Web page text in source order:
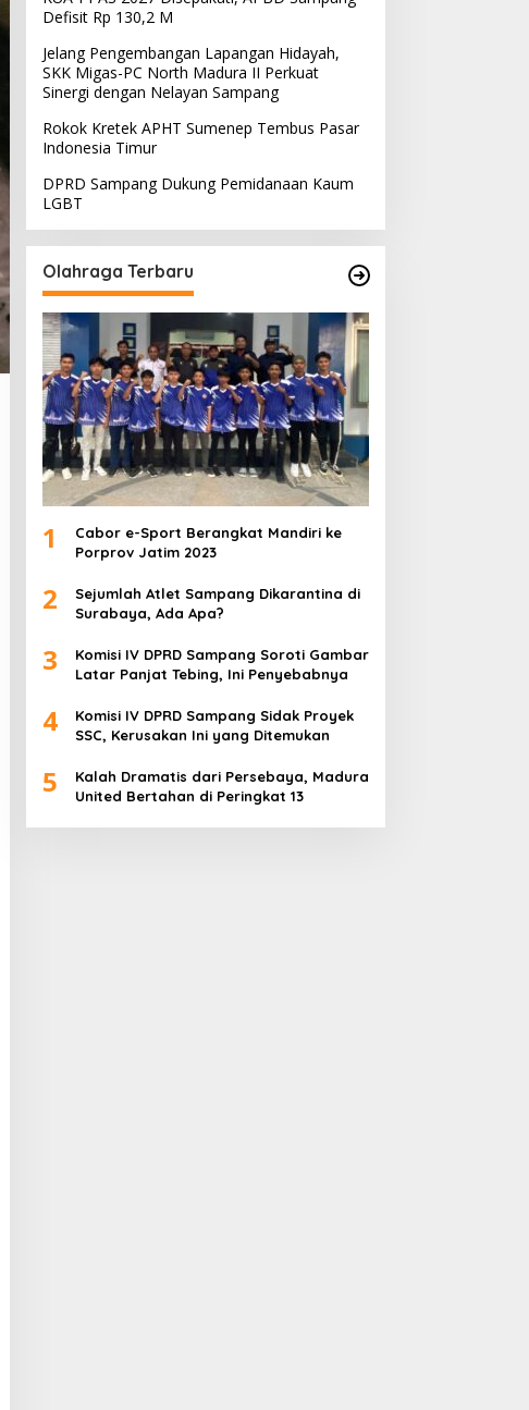
Defisit Rp 130,2 M
Jelang Pengembangan Lapangan Hidayah,
SKK Migas-PC North Madura II Perkuat
Sinergi dengan Nelayan Sampang
Rokok Kretek APHT Sumenep Tembus Pasar
Indonesia Timur
DPRD Sampang Dukung Pemidanaan Kaum
LGBT
Olahraga Terbaru
1
Cabor e-Sport Berangkat Mandiri ke
Porprov Jatim 2023
2
Sejumlah Atlet Sampang Dikarantina di
Surabaya, Ada Apa?
3
Komisi IV DPRD Sampang Soroti Gambar
Latar Panjat Tebing, Ini Penyebabnya
4
Komisi IV DPRD Sampang Sidak Proyek
SSC, Kerusakan Ini yang Ditemukan
5
Kalah Dramatis dari Persebaya, Madura
United Bertahan di Peringkat 13